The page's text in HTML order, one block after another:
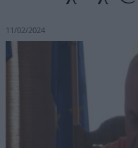
11/02/2024